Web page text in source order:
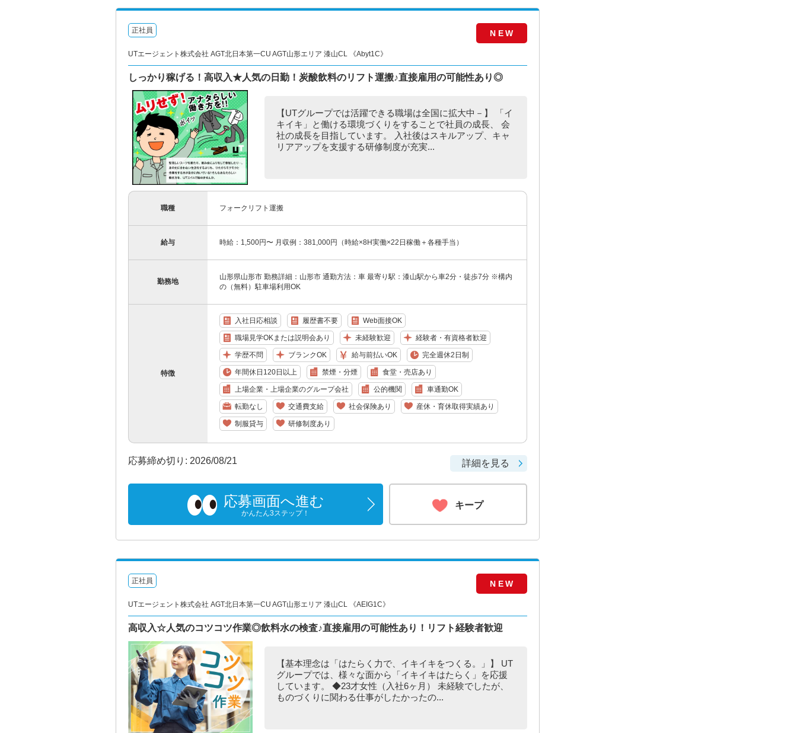
正社員 NEW
UTエージェント株式会社 AGT北日本第一CU AGT山形エリア 漆山CL 《Abyt1C》
しっかり稼げる！高収入★人気の日勤！炭酸飲料のリフト運搬♪直接雇用の可能性あり◎
【UTグループでは活躍できる職場は全国に拡大中－】 「イ
キイキ」と働ける環境づくりをすることで社員の成長、 会
社の成長を目指しています。 入社後はスキルアップ、キャ
リアアップを支援する研修制度が充実...
職種 フォークリフト運搬
給与 時給：1,500円〜 月収例：381,000円（時給×8H実働×22日稼働＋各種手当）
勤務地
山形県山形市 勤務詳細：山形市 通勤方法：車 最寄り駅：漆山駅から車2分・徒歩7分 ※構内
の（無料）駐車場利用OK
特徴
入社日応相談 履歴書不要 Web面接OK
職場見学OKまたは説明会あり 未経験歓迎 経験者・有資格者歓迎
学歴不問 ブランクOK 給与前払いOK 完全週休2日制
年間休日120日以上 禁煙・分煙 食堂・売店あり
上場企業・上場企業のグループ会社 公的機関 車通勤OK
転勤なし 交通費支給 社会保険あり 産休・育休取得実績あり
制服貸与 研修制度あり
応募締め切り: 2026/08/21 詳細を見る
応募画面へ進む
かんたん3ステップ！
キープ
正社員 NEW
UTエージェント株式会社 AGT北日本第一CU AGT山形エリア 漆山CL 《AEIG1C》
高収入☆人気のコツコツ作業◎飲料水の検査♪直接雇用の可能性あり！リフト経験者歓迎
【基本理念は「はたらく力で、イキイキをつくる。」】 UT
グループでは、様々な面から「イキイキはたらく」を応援
しています。 ◆23才女性（入社6ヶ月） 未経験でしたが、
ものづくりに関わる仕事がしたかったの...